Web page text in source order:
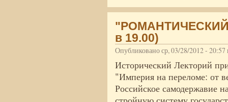
"РОМАНТИЧЕСКИЙ
в 19.00)
Опубликовано ср, 03/28/2012 - 20:57
Исторический Лекторий
"Империя на переломе: от
Российское самодержавие